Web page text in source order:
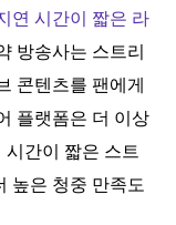
연 시간이 짧은 라
방송사는 스트리
콘텐츠를 팬에게
플랫폼은 더 이상
시간이 짧은 스트
높은 청중 만족도